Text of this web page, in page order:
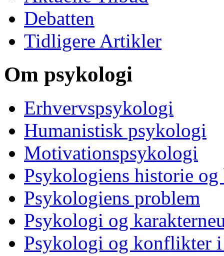
Debatten
Tidligere Artikler
Om psykologi
Erhvervspsykologi
Humanistisk psykologi
Motivationspsykologi
Psykologiens historie og
Psykologiens problem
Psykologi og
Psykologi og konflikter